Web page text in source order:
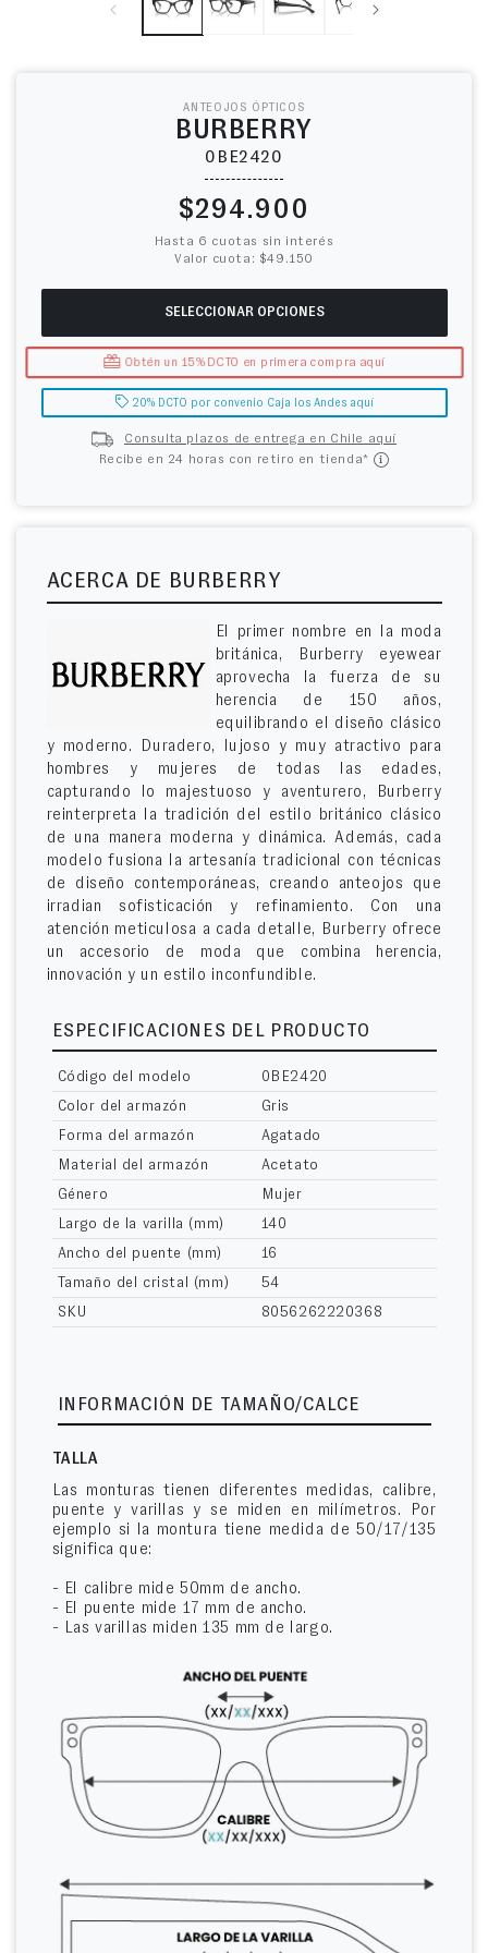
ANTEOJOS ÓPTICOS
BURBERRY
0BE2420
Precio habitual
$294.900
Hasta 6 cuotas sin interés
Valor cuota: $49.150
SELECCIONAR OPCIONES
Obtén un 15% DCTO en primera compra aquí
20% DCTO por convenio Caja los Andes aquí
Consulta plazos de entrega en Chile aquí
Recibe en 24 horas con retiro en tienda*
ACERCA DE BURBERRY
El primer nombre en la moda
británica, Burberry eyewear
aprovecha la fuerza de su
herencia de 150 años,
equilibrando el diseño clásico
y moderno. Duradero, lujoso y muy atractivo para
hombres y mujeres de todas las edades,
capturando lo majestuoso y aventurero, Burberry
reinterpreta la tradición del estilo británico clásico
de una manera moderna y dinámica. Además, cada
modelo fusiona la artesanía tradicional con técnicas
de diseño contemporáneas, creando anteojos que
irradian sofisticación y refinamiento. Con una
atención meticulosa a cada detalle, Burberry ofrece
un accesorio de moda que combina herencia,
innovación y un estilo inconfundible.
ESPECIFICACIONES DEL PRODUCTO
Código del modelo
0BE2420
Color del armazón
Gris
Forma del armazón
Agatado
Material del armazón
Acetato
Género
Mujer
Largo de la varilla (mm)
140
Ancho del puente (mm)
16
Tamaño del cristal (mm)
54
SKU
8056262220368
INFORMACIÓN DE TAMAÑO/CALCE
TALLA
Las monturas tienen diferentes medidas, calibre,
puente y varillas y se miden en milímetros. Por
ejemplo si la montura tiene medida de 50/17/135
significa que:
- El calibre mide 50mm de ancho.
- El puente mide 17 mm de ancho.
- Las varillas miden 135 mm de largo.